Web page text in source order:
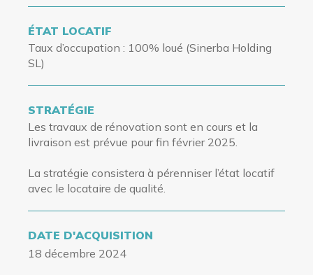
ÉTAT LOCATIF
Taux d’occupation: 100% loué (Sinerba Holding
SL)
STRATÉGIE
Les travaux de rénovation sont en cours et la
livraison est prévue pour fin février 2025.
La stratégie consistera à pérenniser l’état locatif
avec le locataire de qualité.
DATE D'ACQUISITION
18 décembre 2024